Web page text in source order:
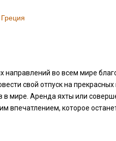
Греция
направлений во всем мире
свой отпуск на
мире. Аренда яхты или
впечатлением, которое